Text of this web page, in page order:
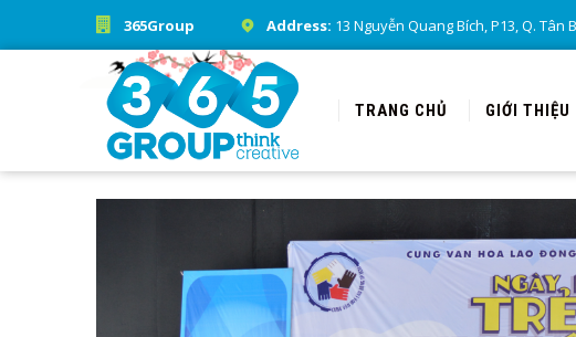
365Group Address: 13 Nguyễn Quang Bích, P13, Q. Tân
TRANG CHỦ GIỚI THIỆU